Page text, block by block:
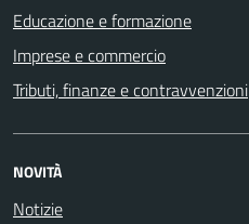
Educazione e formazione
Imprese e commercio
Tributi, finanze e contravvenzioni
NOVITÀ
Notizie